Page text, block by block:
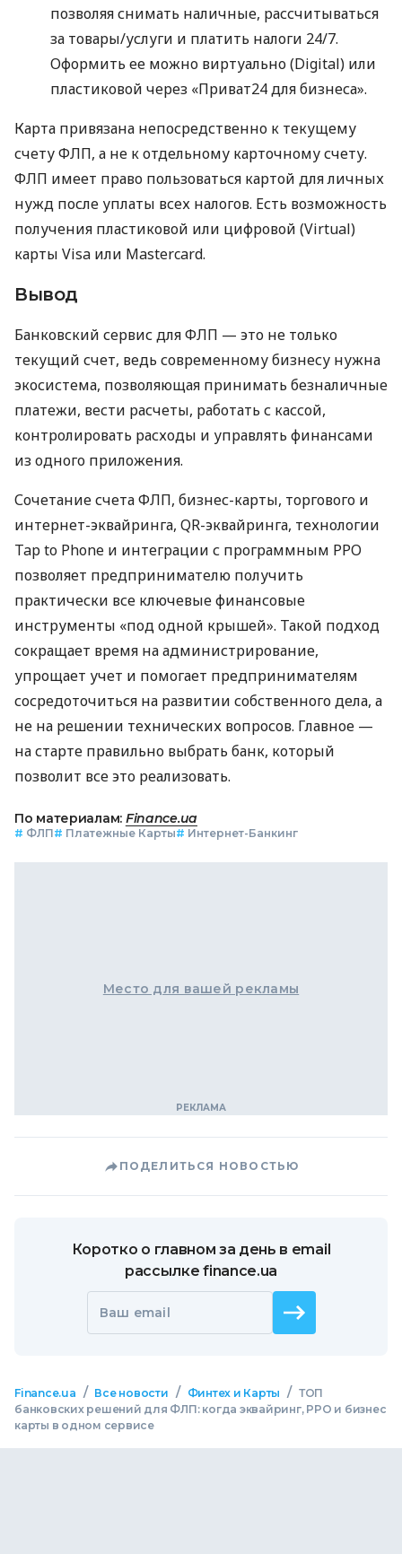
позволяя снимать наличные, рассчитываться
за товары/услуги и платить налоги 24/7.
Оформить ее можно виртуально (Digital) или
пластиковой через «Приват24 для бизнеса».
Карта привязана непосредственно к текущему
счету ФЛП, а не к отдельному карточному счету.
ФЛП имеет право пользоваться картой для личных
нужд после уплаты всех налогов. Есть возможность
получения пластиковой или цифровой (Virtual)
карты Visa или Mastercard.
Вывод
Банковский сервис для ФЛП — это не только
текущий счет, ведь современному бизнесу нужна
экосистема, позволяющая принимать безналичные
платежи, вести расчеты, работать с кассой,
контролировать расходы и управлять финансами
из одного приложения.
Сочетание счета ФЛП, бизнес-карты, торгового и
интернет-эквайринга, QR-эквайринга, технологии
Tap to Phone и интеграции с программным РРО
позволяет предпринимателю получить
практически все ключевые финансовые
инструменты «под одной крышей». Такой подход
сокращает время на администрирование,
упрощает учет и помогает предпринимателям
сосредоточиться на развитии собственного дела, а
не на решении технических вопросов. Главное —
на старте правильно выбрать банк, который
позволит все это реализовать.
По материалам: Finance.ua
# ФЛП# Платежные Карты# Интернет-Банкинг
Место для вашей рекламы
ПОДЕЛИТЬСЯ НОВОСТЬЮ
Коротко о главном за день в email
рассылке finance.ua
Ваш email
Finance.ua / Все новости / Финтех и Карты / ТОП
банковских решений для ФЛП: когда эквайринг, РРО и бизнес
карты в одном сервисе